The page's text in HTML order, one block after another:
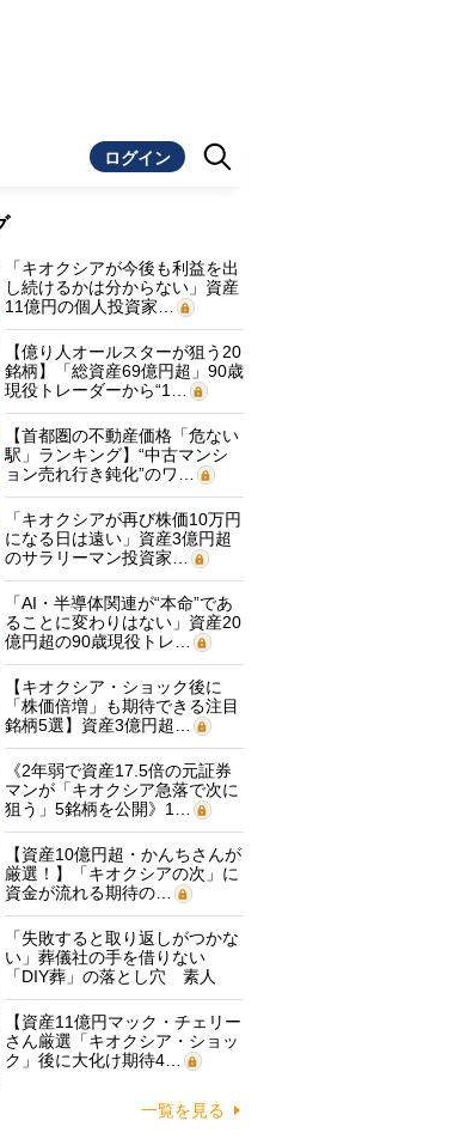
ログイン
「キオクシアが今後も利益を出
し続けるかは分からない」資産
11億円の個人投資家…
【億り人オールスターが狙う20
銘柄】「総資産69億円超」90歳
現役トレーダーから“1…
【首都圏の不動産価格「危ない
駅」ランキング】“中古マンシ
ョン売れ行き鈍化”のワ…
「キオクシアが再び株価10万円
になる日は遠い」資産3億円超
のサラリーマン投資家…
「AI・半導体関連が“本命”であ
ることに変わりはない」資産20
億円超の90歳現役トレ…
【キオクシア・ショック後に
「株価倍増」も期待できる注目
銘柄5選】資産3億円超…
《2年弱で資産17.5倍の元証券
マンが「キオクシア急落で次に
狙う」5銘柄を公開》1…
【資産10億円超・かんちさんが
厳選！】「キオクシアの次」に
資金が流れる期待の…
「失敗すると取り返しがつかな
い」葬儀社の手を借りない
「DIY葬」の落とし穴 素人
に…
【資産11億円マック・チェリー
さん厳選「キオクシア・ショッ
ク」後に大化け期待4…
一覧を見る